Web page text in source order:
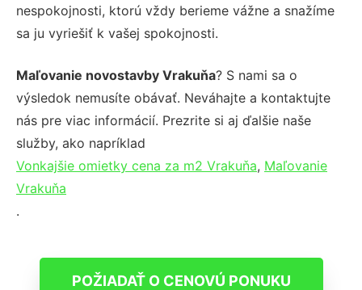
nespokojnosti, ktorú vždy berieme vážne a snažíme
sa ju vyriešiť k vašej spokojnosti.
Maľovanie novostavby Vrakuňa? S nami sa o
výsledok nemusíte obávať. Neváhajte a kontaktujte
nás pre viac informácií. Prezrite si aj ďalšie naše
služby, ako napríklad
Vonkajšie omietky cena za m2 Vrakuňa, Maľovanie
Vrakuňa
.
POŽIADAŤ O CENOVÚ PONUKU